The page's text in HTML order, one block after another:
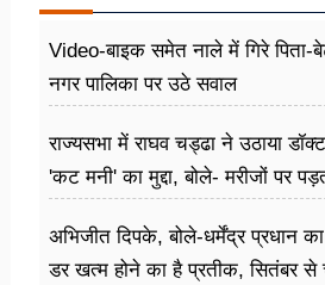
Video-बाइक समेत नाले में गिरे पिता-
नगर पालिका पर उठे सवाल
राज्यसभा में राघव चड्ढा ने उठाया
'कट मनी' का मुद्दा, बोले- मरीजों पर
अभिजीत दिपके, बोले-धर्मेंद्र प्रधान
डर खत्म होने का है प्रतीक, सितंबर से